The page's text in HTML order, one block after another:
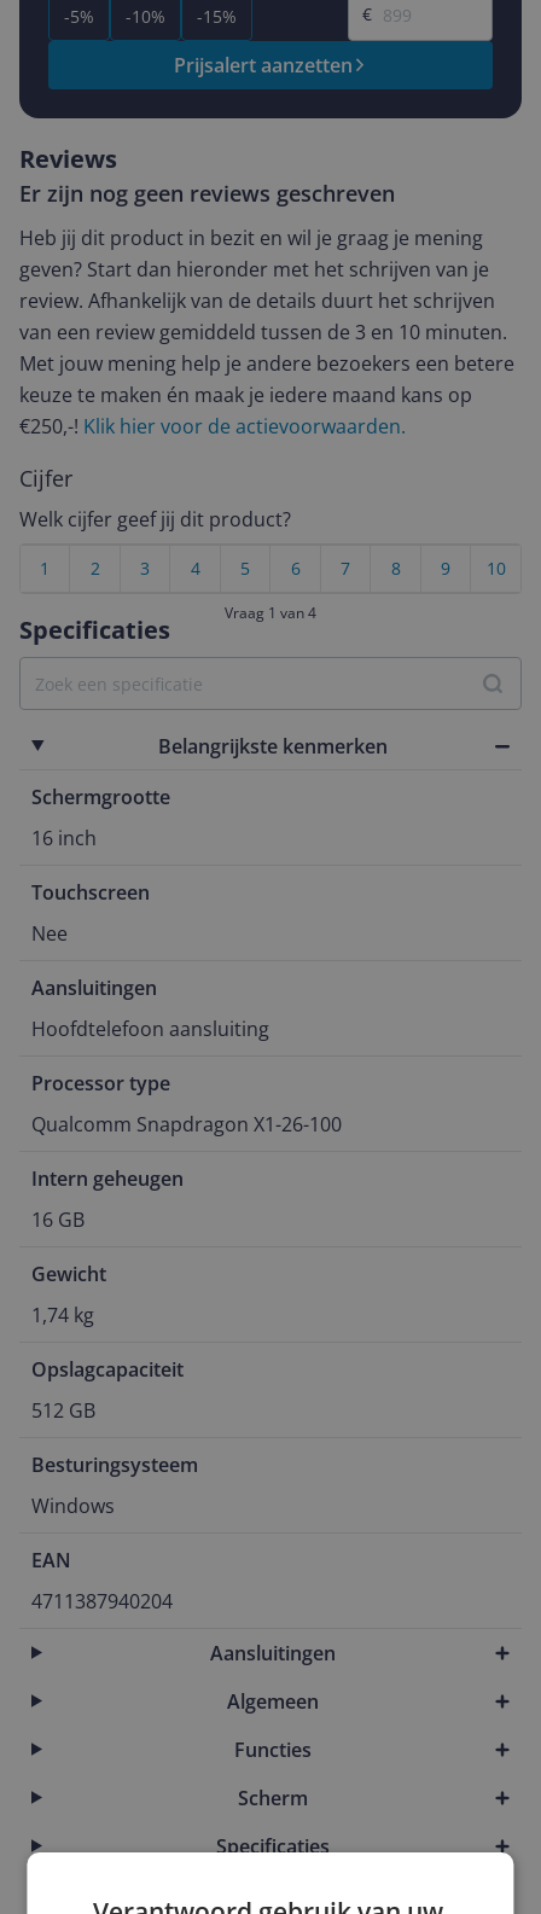
-5% -10% -15%
€
Prijsalert aanzetten
Specificaties
Belangrijkste kenmerken
Schermgrootte
16 inch
Touchscreen
Nee
Aansluitingen
Hoofdtelefoon aansluiting
Processor type
Qualcomm Snapdragon X1-26-100
Intern geheugen
16 GB
Gewicht
1,74 kg
Opslagcapaciteit
512 GB
Besturingsysteem
Windows
EAN
4711387940204
Aansluitingen
Algemeen
Functies
Scherm
Specificaties
Reviews
Er zijn nog geen reviews geschreven
Heb jij dit product in bezit en wil je graag je mening
geven? Start dan hieronder met het schrijven van je
review. Afhankelijk van de details duurt het schrijven
van een review gemiddeld tussen de 3 en 10 minuten.
Met jouw mening help je andere bezoekers een betere
keuze te maken én maak je iedere maand kans op
€250,-! Klik hier voor de actievoorwaarden.
Cijfer
Welk cijfer geef jij dit product?
10
9
8
7
6
5
4
3
2
1
Vraag 1 van 4